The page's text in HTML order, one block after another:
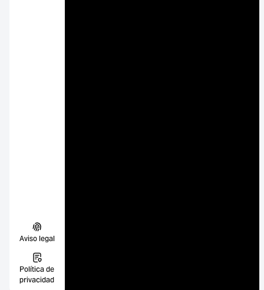
Aviso legal
Política de
privacidad